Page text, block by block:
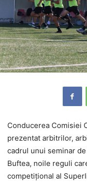
Conducerea Comisiei
prezentat arbitrilor,
cadrul unui seminar
Buftea, noile reguli
competițional al